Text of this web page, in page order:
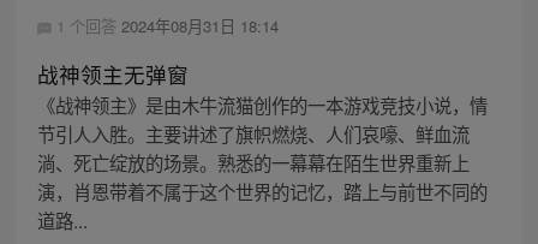
1 个回答 2024年08月31日 18:14
战神领主无弹窗
《战神领主》是由木牛流猫创作的一本游戏竞技小说，情
节引人入胜。主要讲述了旗帜燃烧、人们哀嚎、鲜血流
淌、死亡绽放的场景。熟悉的一幕幕在陌生世界重新上
演，肖恩带着不属于这个世界的记忆，踏上与前世不同的
道路...